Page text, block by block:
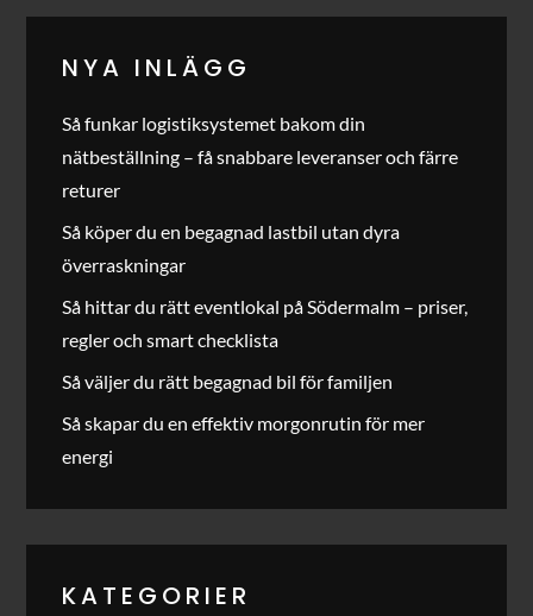
NYA INLÄGG
Så funkar logistiksystemet bakom din
nätbeställning – få snabbare leveranser och färre
returer
Så köper du en begagnad lastbil utan dyra
överraskningar
Så hittar du rätt eventlokal på Södermalm – priser,
regler och smart checklista
Så väljer du rätt begagnad bil för familjen
Så skapar du en effektiv morgonrutin för mer
energi
KATEGORIER